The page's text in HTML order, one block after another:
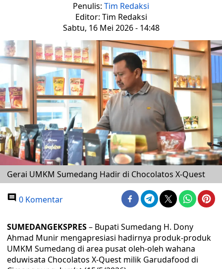
Penulis: Tim Redaksi
Editor: Tim Redaksi
Sabtu, 16 Mei 2026 - 14:48
Gerai UMKM Sumedang Hadir di Chocolatos X-Quest
0 Komentar
SUMEDANGEKSPRES– Bupati Sumedang H. Dony
Ahmad Munir mengapresiasi hadirnya produk-produk
UMKM Sumedang di area pusat oleh-oleh wahana
eduwisata Chocolatos X-Quest milik Garudafood di